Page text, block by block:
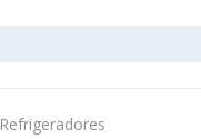
Refrigeradores